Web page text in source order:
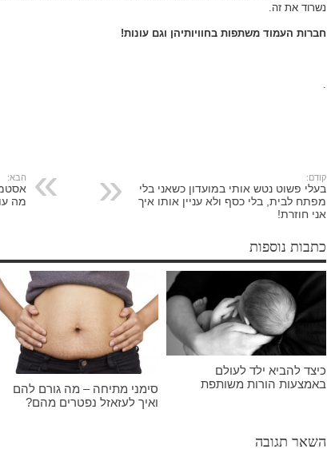
נשרוד את זה.
חברות העמוד משתפות בחוויותיהן וגם עונות!
קודם:
בעלי פשוט נטש אותי במועדון כשאני בלי
מפתח לבית, בלי כסף ולא עניין אותו איך
אני חוזרת!
הבא:
מה
כתבות נוספות
כיצד להביא ילד לעולם
באמצעות הורות משותפת
סימני מתיחה – מה גורם להם
ואיך לעזאזל נפטרים מהם?
השאר תגובה